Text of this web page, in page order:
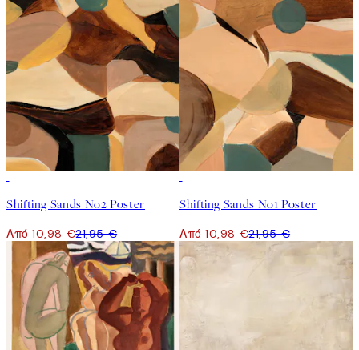
Shifting Sands No2 Poster
Από 10,98 €21,95 €
Shifting Sands No1 Poster
Από 10,98 €21,95 €